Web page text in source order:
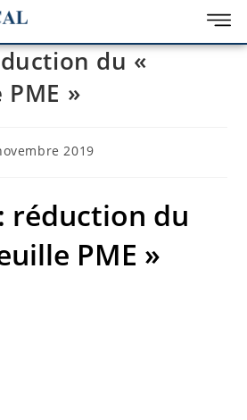
du «
»
2019
réduction du
PME »